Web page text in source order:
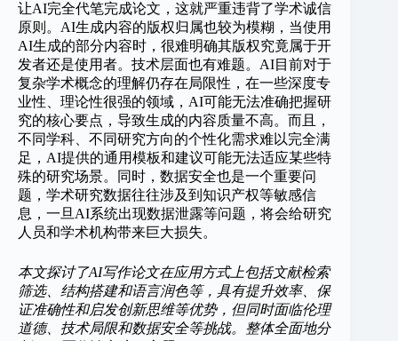
让AI完全代笔完成论文，这就严重违背了学术诚信
原则。AI生成内容的版权归属也较为模糊，当使用
AI生成的部分内容时，很难明确其版权究竟属于开
发者还是使用者。技术层面也有难题。AI目前对于
复杂学术概念的理解仍存在局限性，在一些深度专
业性、理论性很强的领域，AI可能无法准确把握研
究的核心要点，导致生成的内容质量不高。而且，
不同学科、不同研究方向的个性化需求难以完全满
足，AI提供的通用模板和建议可能无法适应某些特
殊的研究场景。同时，数据安全也是一个重要问
题，学术研究数据往往涉及到知识产权等敏感信
息，一旦AI系统出现数据泄露等问题，将会给研究
人员和学术机构带来巨大损失。
本文探讨了AI写作论文在应用方式上包括文献检索
筛选、结构搭建和语言润色等，具有提升效率、保
证准确性和启发创新思维等优势，但同时面临伦理
道德、技术局限和数据安全等挑战。整体全面地分